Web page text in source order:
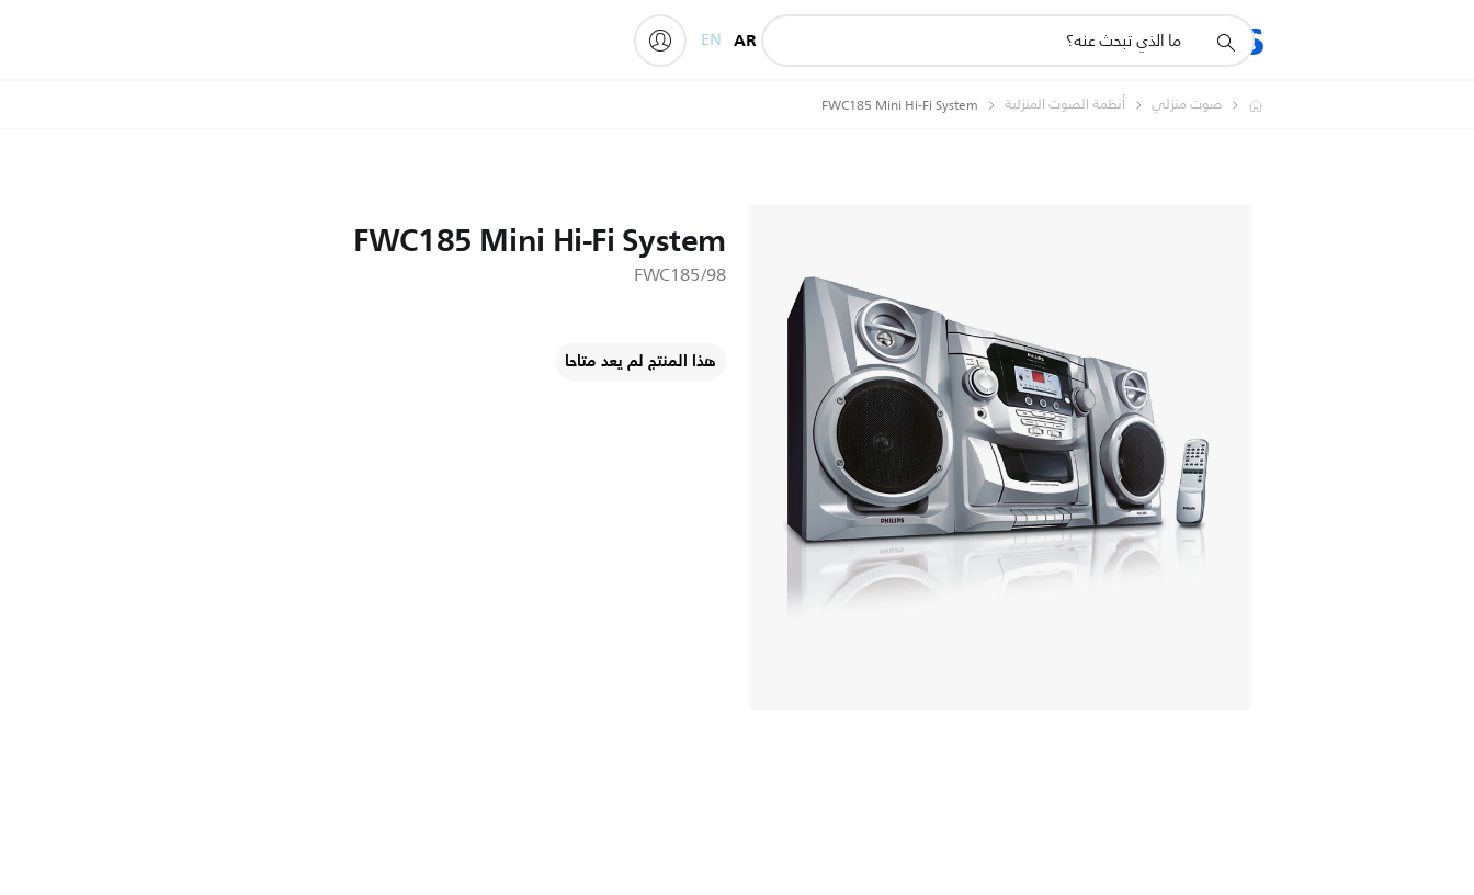
المنتجات
أيقونة
دعم
AR
EN
صوت منزلي أنظمة الصوت المنزلية FWC185 Mini Hi-Fi System
FWC185 Mini Hi-Fi System
FWC185/98
هذا المنتج لم يعد متاحا